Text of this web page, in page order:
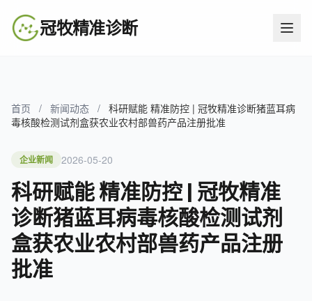
冠牧精准诊断
首页 / 新闻动态 / 科研赋能 精准防控 | 冠牧精准诊断猪蓝耳病
毒核酸检测试剂盒获农业农村部兽药产品注册批准
企业新闻 2026-05-20
科研赋能 精准防控 | 冠牧精准
诊断猪蓝耳病毒核酸检测试剂
盒获农业农村部兽药产品注册
批准